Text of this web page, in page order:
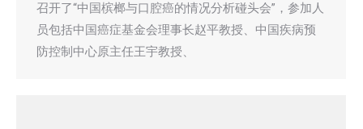
召开了“中国槟榔与口腔癌的情况分析碰头会”，参加人
员包括中国癌症基金会理事长赵平教授、中国疾病预
防控制中心原主任王宇教授、